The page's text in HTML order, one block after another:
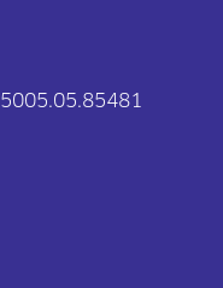
5005.05.85481